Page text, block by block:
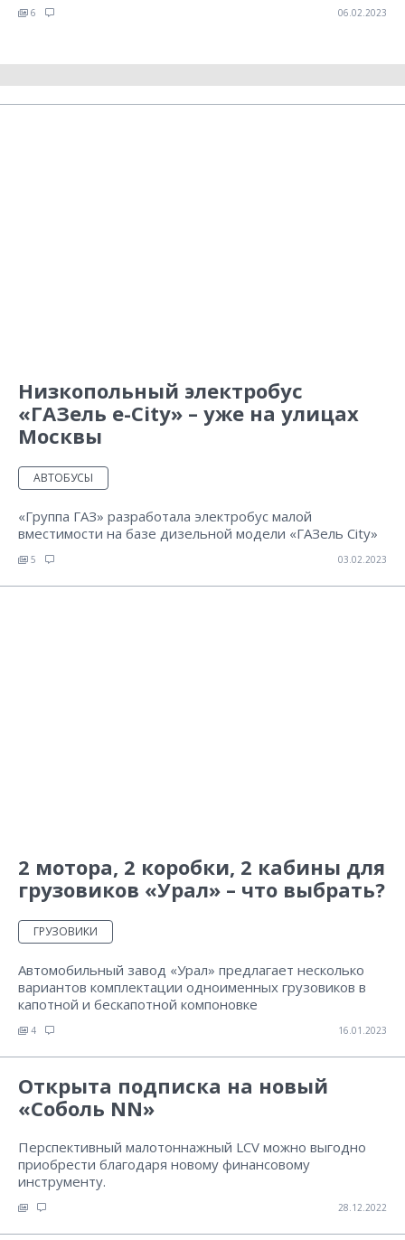
6 06.02.2023
Низкопольный электробус
«ГАЗель e-City» – уже на улицах
Москвы
АВТОБУСЫ
«Группа ГАЗ» разработала электробус малой
вместимости на базе дизельной модели «ГАЗель City»
5 03.02.2023
2 мотора, 2 коробки, 2 кабины для
грузовиков «Урал» – что выбрать?
ГРУЗОВИКИ
Автомобильный завод «Урал» предлагает несколько
вариантов комплектации одноименных грузовиков в
капотной и бескапотной компоновке
4 16.01.2023
Открыта подписка на новый
«Соболь NN»
Перспективный малотоннажный LCV можно выгодно
приобрести благодаря новому финансовому
инструменту.
28.12.2022